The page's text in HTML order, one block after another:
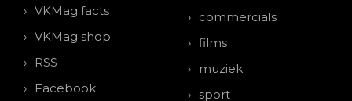
VKMag facts
VKMag shop
RSS
Facebook
commercials
films
muziek
sport